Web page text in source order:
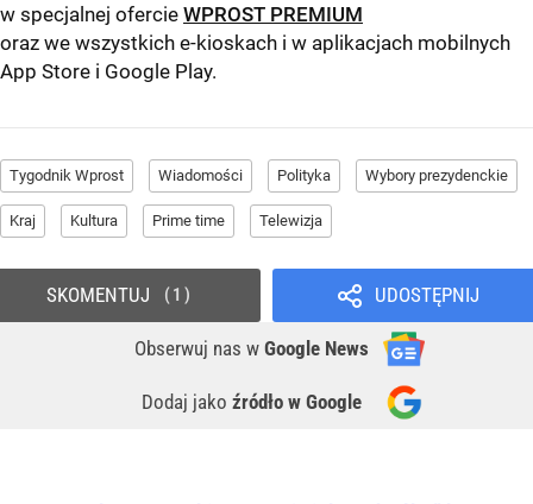
w specjalnej ofercie WPROST PREMIUM
oraz we wszystkich e-kioskach i w aplikacjach mobilnych
App Store i Google Play.
Tygodnik Wprost Wiadomości Polityka Wybory prezydenckie
Kraj Kultura Prime time Telewizja
UDOSTĘPNIJ
Obserwuj nas w Google News
Dodaj jako źródło w Google
SKOMENTUJ 1